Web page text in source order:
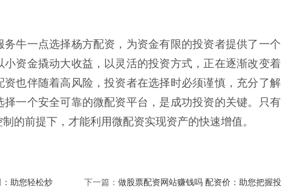
牛一点选择杨方配资，为资金有限的投资者提供了一个
资金撬动大收益，以灵活的投资方式，正在逐渐改变着
也伴随着高风险，投资者在选择时必须谨慎，充分了解
一个安全可靠的微配资平台，是成功投资的关键。只有
的前提下，才能利用微配资实现资产的快速增值。
助您轻松炒 下一篇： 做股票配资网站赚钱吗 配资价：助您把握投